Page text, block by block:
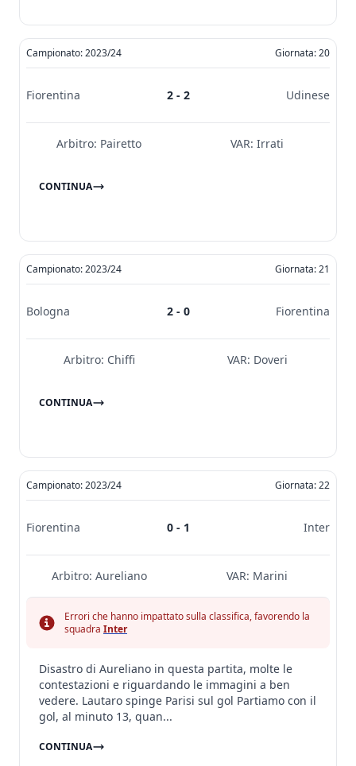
Campionato: 2023/24 Giornata: 20
Fiorentina 2 - 2 Udinese
Arbitro: Pairetto VAR: Irrati
CONTINUA
Campionato: 2023/24 Giornata: 21
Bologna 2 - 0 Fiorentina
Arbitro: Chiffi VAR: Doveri
CONTINUA
Campionato: 2023/24 Giornata: 22
Fiorentina 0 - 1 Inter
Arbitro: Aureliano VAR: Marini
Errori che hanno impattato sulla classifica, favorendo la
squadra Inter
Disastro di Aureliano in questa partita, molte le
contestazioni e riguardando le immagini a ben
vedere. Lautaro spinge Parisi sul gol Partiamo con il
gol, al minuto 13, quan...
CONTINUA